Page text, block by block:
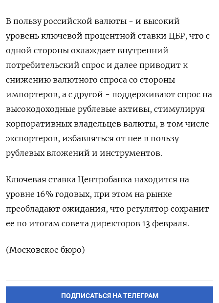
В пользу российской валюты - и ‍высокий
уровень ключевой процентной ставки ЦБР, что с
одной стороны охлаждает внутренний
потребительский спрос и далее приводит к
снижению валютного спроса со стороны
импортеров, а с другой - поддерживают спрос на
высокодоходные рублевые активы, стимулируя
корпоративных владельцев валюты, в том числе
экспортеров, избавляться от нее в пользу
⁠рублевых вложений и инструментов.
Ключевая ставка Центробанка находится на
уровне 16% годовых, при этом на рынке
преобладают ожидания, что регулятор сохранит
ее по итогам совета директоров 13 февраля.
(Московское бюро)
ПОДПИСАТЬСЯ НА ТЕЛЕГРАМ